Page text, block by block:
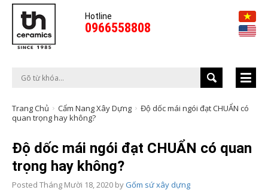
Hotline
0966558808
Trang Chủ Cẩm Nang Xây Dựng
Độ dốc mái ngói đạt CHUẨN có
quan trọng hay không?
Độ dốc mái ngói đạt CHUẨN có quan
trọng hay không?
Posted Tháng Mười 18, 2020 byGốm sứ xây dựng